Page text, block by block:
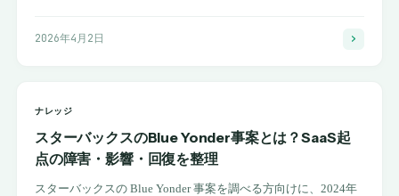
2026年4月2日
ナレッジ
スターバックスのBlue Yonder事案とは？SaaS起
点の障害・影響・回復を整理
スターバックスの Blue Yonder 事案を調べる方向けに、2024年